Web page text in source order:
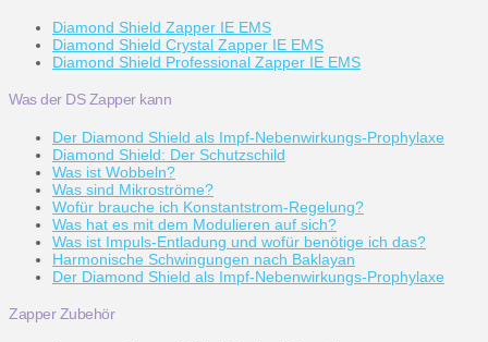
Diamond Shield Zapper IE EMS
Diamond Shield Crystal Zapper IE EMS
Diamond Shield Professional Zapper IE EMS
Was der DS Zapper kann
Der Diamond Shield als Impf-Nebenwirkungs-Prophylaxe
Diamond Shield: Der Schutzschild
Was ist Wobbeln?
Was sind Mikroströme?
Wofür brauche ich Konstantstrom-Regelung?
Was hat es mit dem Modulieren auf sich?
Was ist Impuls-Entladung und wofür benötige ich das?
Harmonische Schwingungen nach Baklayan
Der Diamond Shield als Impf-Nebenwirkungs-Prophylaxe
Zapper Zubehör